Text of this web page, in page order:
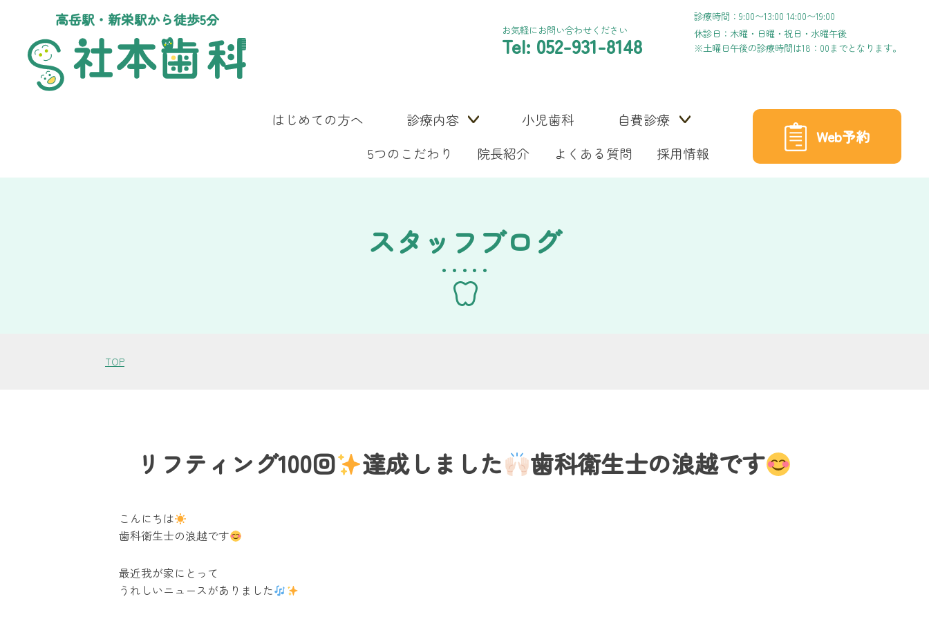
高岳駅・新栄駅から徒歩5分
お気軽にお問い合わせください
Tel: 052-931-8148
診療時間：9:00〜13:00 14:00〜19:00
休診日：木曜・日曜・祝日・水曜午後
※土曜日午後の診療時間は18：00までとなります。
Web予約
はじめての方へ 診療内容 小児歯科
自費診療
5つのこだわり
院長紹介 よくある質問 採用情報
スタッフブログ
TOP
リフティング100回 達成しました 歯科衛生士の浪越です
こんにちは
歯科衛生士の浪越です
最近我が家にとって
うれしいニュースがありました